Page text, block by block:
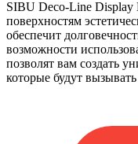
SIBU Deco-Line Display
поверхностям
обеспечит
возможности
позволят вам создать
которые будут